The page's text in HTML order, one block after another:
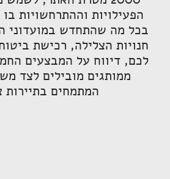
הפעילויות וההתרחשויות
בכל מה שהתחדש במועדוני
חנויות הצלילה, רכישת
לכם, דיווח על המבצעים
ממותגים מובילים לצד
המתמחים בתיירות